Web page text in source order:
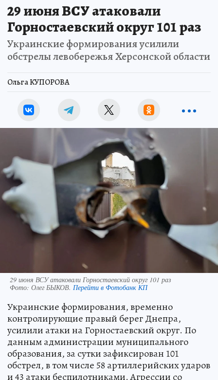
29 июня ВСУ атаковали
Горностаевский округ 101 раз
Украинские формирования усилили
обстрелы левобережья Херсонской области
Ольга КУПОРОВА
29 июня ВСУ атаковали Горностаевский округ 101 раз
Фото: Олег БЫКОВ. Перейти в Фотобанк КП
Украинские формирования, временно
контролирующие правый берег Днепра,
усилили атаки на Горностаевский округ. По
данным администрации муниципального
образования, за сутки зафиксирован 101
обстрел, в том числе 58 артиллерийских ударов
и 43 атаки беспилотниками. Агрессии со